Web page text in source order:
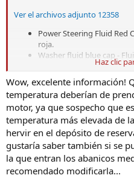
Ver el archivos adjunto 12358
Power Steering Fluid Red
roja.
Washer fluid blue cap -
Engine Oil fill cap -
Engine oil dipstick
agarrador de color naranja
Brake fluid gray cap -
Clutch fluid manual
para clutch, solo en
gris claro.
Automatic tranmission
de fluido de transmisión
de color amarillo.
Engine coolant reservoir -
Haz clic
Wow, excelente información!
temperatura deberían de
motor, ya que sospecho que
temperatura más elevada de
hervir en el depósito de
gustaría saber también si se
la que entran los abanicos
recomendado modificarla...